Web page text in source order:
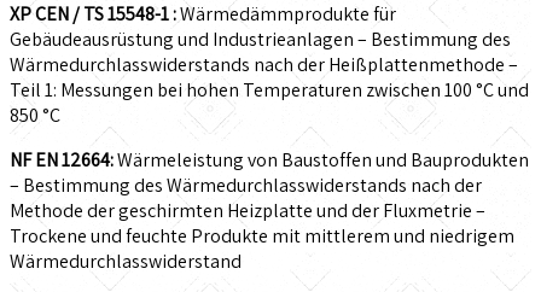
XP CEN / TS 15548-1 :Wärmedämmprodukte für
Gebäudeausrüstung und Industrieanlagen – Bestimmung des
Wärmedurchlasswiderstands nach der Heißplattenmethode –
Teil 1: Messungen bei hohen Temperaturen zwischen 100 °C und
850 °C
NF EN 12664:Wärmeleistung von Baustoffen und Bauprodukten
– Bestimmung des Wärmedurchlasswiderstands nach der
Methode der geschirmten Heizplatte und der Fluxmetrie –
Trockene und feuchte Produkte mit mittlerem und niedrigem
Wärmedurchlasswiderstand